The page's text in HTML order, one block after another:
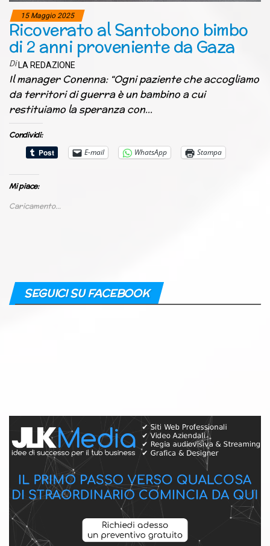
15 Maggio 2025
Ricoverato al Santobono bimbo
di 2 anni proveniente da Gaza
DiLA REDAZIONE
Il manager Conenna: “Ogni paziente che accogliamo
da territori di guerra è un bambino a cui
restituiamo la speranza con…
Condividi:
E-mail
WhatsApp Stampa
Mi piace:
Caricamento...
SEGUICI SU FACEBOOK